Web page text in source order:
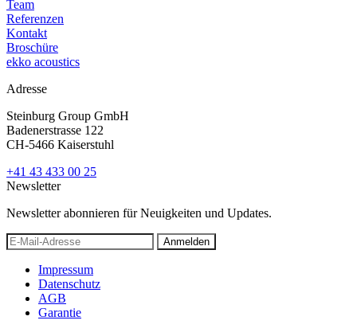
Team
Referenzen
Kontakt
Broschüre
ekko acoustics
Adresse
Steinburg Group GmbH
Badenerstrasse 122
CH-5466 Kaiserstuhl
+41 43 433 00 25
Newsletter
Newsletter abonnieren für Neuigkeiten und Updates.
Anmelden
Impressum
Datenschutz
AGB
Garantie